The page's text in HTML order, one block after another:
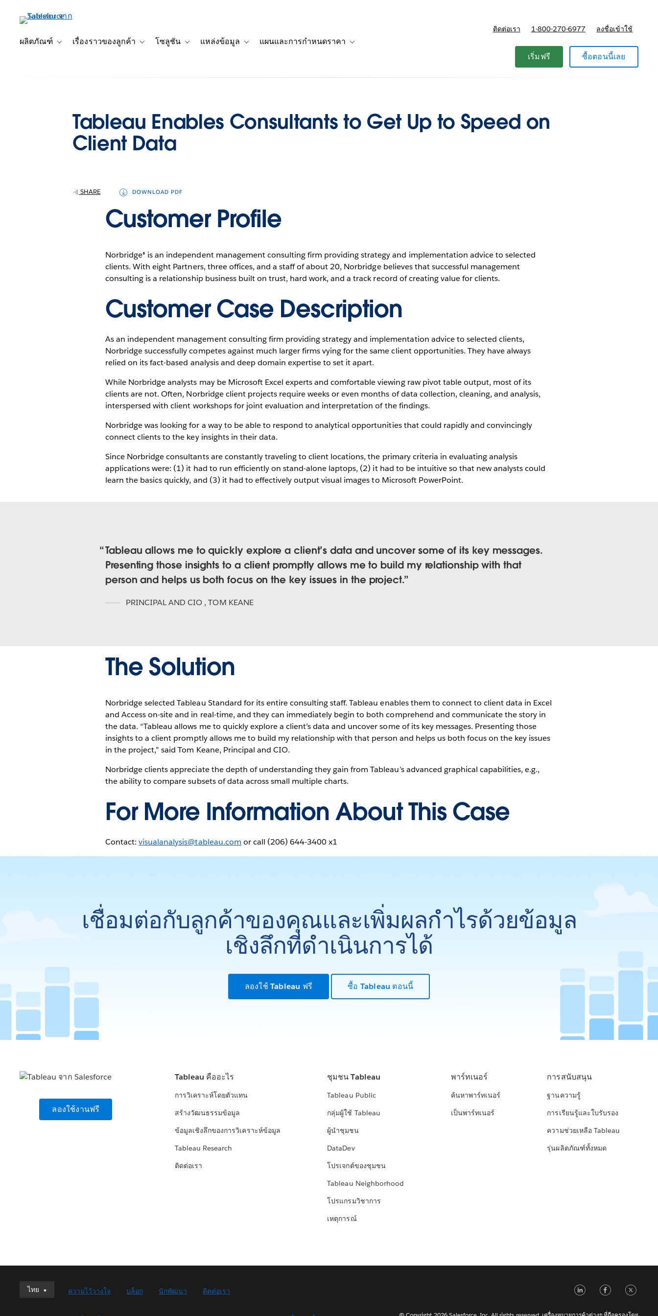
เนื้อหาผลิตภัณฑ์
Toggle sub-navigation for ผลิตภัณฑ์
เรื่องราวของลูกค้า
Toggle sub-navigation for เรื่องราวของลูกค้า
โซลูชัน
Toggle sub-navigation for โซลูชัน
แหล่งข้อมูล แผนและการกำหนดราคา
ติดต่อเรา 1-800-270-6977 ลงชื่อเข้าใช้
เริ่มฟรี ซื้อตอนนี้เลย
Tableau Enables Consultants to Get Up to Speed on
Client Data
SHARE DOWNLOAD PDF
Customer Profile
Norbridge® is an independent management consulting firm providing strategy and implementation advice to selected
clients. With eight Partners, three offices, and a staff of about 20, Norbridge believes that successful management
consulting is a relationship business built on trust, hard work, and a track record of creating value for clients.
Customer Case Description
As an independent management consulting firm providing strategy and implementation advice to selected clients,
Norbridge successfully competes against much larger firms vying for the same client opportunities. They have always
relied on its fact-based analysis and deep domain expertise to set it apart.
While Norbridge analysts may be Microsoft Excel experts and comfortable viewing raw pivot table output, most of its
clients are not. Often, Norbridge client projects require weeks or even months of data collection, cleaning, and analysis,
interspersed with client workshops for joint evaluation and interpretation of the findings.
Norbridge was looking for a way to be able to respond to analytical opportunities that could rapidly and convincingly
connect clients to the key insights in their data.
Since Norbridge consultants are constantly traveling to client locations, the primary criteria in evaluating analysis
applications were: (1) it had to run efficiently on stand-alone laptops, (2) it had to be intuitive so that new analysts could
learn the basics quickly, and (3) it had to effectively output visual images to Microsoft PowerPoint.
Tableau allows me to quickly explore a client’s data and uncover some of its key messages.
Presenting those insights to a client promptly allows me to build my relationship with that
person and helps us both focus on the key issues in the project.
PRINCIPAL AND CIO , TOM KEANE
The Solution
Norbridge selected Tableau Standard for its entire consulting staff. Tableau enables them to connect to client data in Excel
and Access on-site and in real-time, and they can immediately begin to both comprehend and communicate the story in
the data. “Tableau allows me to quickly explore a client’s data and uncover some of its key messages. Presenting those
insights to a client promptly allows me to build my relationship with that person and helps us both focus on the key issues
in the project,” said Tom Keane, Principal and CIO.
Norbridge clients appreciate the depth of understanding they gain from Tableau’s advanced graphical capabilities, e.g.,
the ability to compare subsets of data across small multiple charts.
For More Information About This Case
Contact:visualanalysis@tableau.com or call (206) 644-3400 x1
เชื่อมต่อกับลูกค้าของคุณและเพิ่มผลกำไรด้วยข้อมูล
เชิงลึกที่ดำเนินการได้
ลองใช้ Tableau ฟรี ซื้อ Tableau ตอนนี้
ลองใช้งานฟรี
Tableau คืออะไร
การวิเคราะห์โดยตัวแทน
สร้างวัฒนธรรมข้อมูล
ข้อมูลเชิงลึกของการวิเคราะห์ข้อมูล
Tableau Research
ติดต่อเรา
ชุมชน Tableau
Tableau Public
กลุ่มผู้ใช้ Tableau
ผู้นำชุมชน
DataDev
โปรเจกต์ของชุมชน
Tableau Neighborhood
โปรแกรมวิชาการ
เหตุการณ์
พาร์ทเนอร์
ค้นหาพาร์ทเนอร์
เป็นพาร์ทเนอร์
การสนับสนุน
ฐานความรู้
การเรียนรู้และใบรับรอง
ความช่วยเหลือ Tableau
รุ่นผลิตภัณฑ์ทั้งหมด
ไทย
ไทย
ความไว้วางใจ บล็อก นักพัฒนา ติดต่อเรา LinkedIn